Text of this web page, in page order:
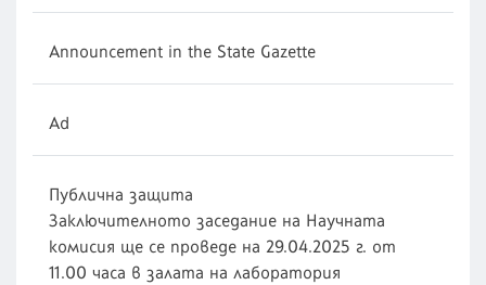
Announcement in the State Gazette
Ad
Публична защита
Заключителното заседание на Научната
комисия ще се проведе на 29.04.2025 г. от
11.00 часа в залата на лаборатория